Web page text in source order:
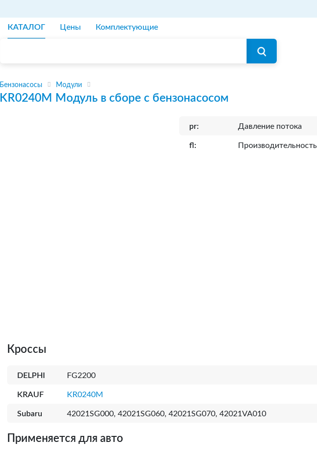
КАТАЛОГ Цены Комплектующие
Бензонасосы Модули
KR0240M Модуль в сборе с бензонасосом
pr: Давление потока
fl: Производительность
Кроссы
DELPHI FG2200
KRAUF KR0240M
Subaru 42021SG000, 42021SG060, 42021SG070, 42021VA010
Применяется для авто